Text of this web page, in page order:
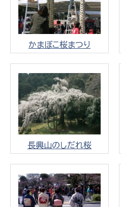
かまぼこ桜まつり
長興山のしだれ桜